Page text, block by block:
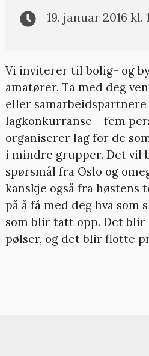
19. januar 2016 kl.
Vi inviterer til bolig- og
amatører. Ta med deg
eller
lagkonkurranse – fem
organiserer lag for de
i mindre grupper. Det vil
spørsmål fra Oslo og
kanskje også fra høstens
på å få med deg hva som
som blir tatt opp. Det blir
pølser, og det blir flotte